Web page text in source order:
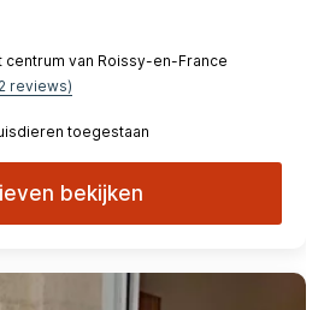
centrum van Roissy-en-France
reviews)
toegestaan
bekijken